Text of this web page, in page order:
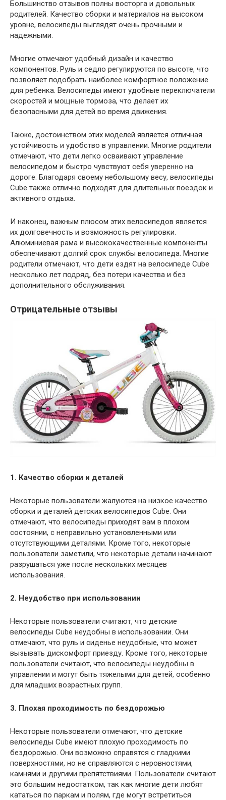
Большинство отзывов полны восторга и довольных
родителей. Качество сборки и материалов на высоком
уровне, велосипеды выглядят очень прочными и
надежными.
Многие отмечают удобный дизайн и качество
компонентов. Руль и седло регулируются по высоте, что
позволяет подобрать наиболее комфортное положение
для ребенка. Велосипеды имеют удобные переключатели
скоростей и мощные тормоза, что делает их
безопасными для детей во время движения.
Также, достоинством этих моделей является отличная
устойчивость и удобство в управлении. Многие родители
отмечают, что дети легко осваивают управление
велосипедом и быстро чувствуют себя уверенно на
дороге. Благодаря своему небольшому весу, велосипеды
Cube также отлично подходят для длительных поездок и
активного отдыха.
И наконец, важным плюсом этих велосипедов является
их долговечность и возможность регулировки.
Алюминиевая рама и высококачественные компоненты
обеспечивают долгий срок службы велосипеда. Многие
родители отмечают, что дети ездят на велосипеде Cube
несколько лет подряд, без потери качества и без
дополнительного обслуживания.
Отрицательные отзывы
1. Качество сборки и деталей
Некоторые пользователи жалуются на низкое качество
сборки и деталей детских велосипедов Cube. Они
отмечают, что велосипеды приходят вам в плохом
состоянии, с неправильно установленными или
отсутствующими деталями. Кроме того, некоторые
пользователи заметили, что некоторые детали начинают
разрушаться уже после нескольких месяцев
использования.
2. Неудобство при использовании
Некоторые пользователи считают, что детские
велосипеды Cube неудобны в использовании. Они
отмечают, что руль и сиденье неудобные, что может
вызывать дискомфорт приезду. Кроме того, некоторые
пользователи считают, что велосипеды неудобны в
управлении и могут быть тяжелыми для детей, особенно
для младших возрастных групп.
3. Плохая проходимость по бездорожью
Некоторые пользователи отмечают, что детские
велосипеды Cube имеют плохую проходимость по
бездорожью. Они возможно справятся с гладкими
поверхностями, но не справляются с неровностями,
камнями и другими препятствиями. Пользователи считают
это большим недостатком, так как многие дети любят
кататься по паркам и полям, где могут встретиться